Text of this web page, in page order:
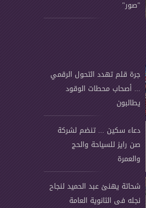
"صور"
جرة قلم تهدد التحول الرقمي
... أصحاب محطات الوقود
يطالبون
دعاء سكين ... تنضم لشركة
صن رايز للسياحة والحج
والعمرة
شحاتة يهنئ عبد الحميد لنجاح
نجله فى الثانوية العامة